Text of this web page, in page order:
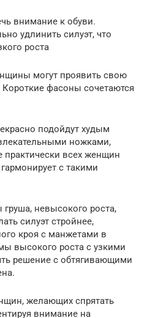
внимание к обуви.
удлинить силуэт, что
роста
могут проявить свою
фасоны сочетаются
подойдут худым
ножками,
практически всех женщин
с такими
невысокого роста,
силуэт стройнее,
кроя с манжетами в
высокого роста с узкими
решение с обтягивающими
желающих спрятать
внимание на